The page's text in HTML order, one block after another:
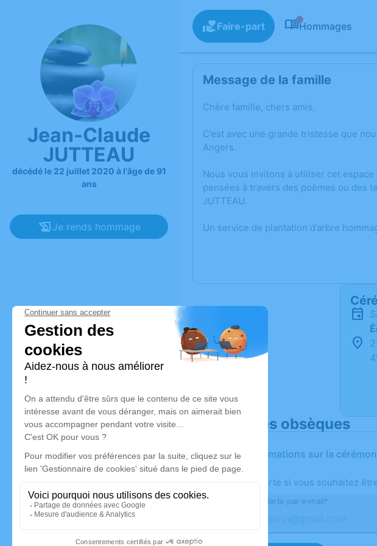
Jean-Claude
JUTTEAU
décédé le 22 juillet 2020 à l'âge de 91
ans
Je rends hommage
Faire-part Hommages
Message de la famille
Chère famille, chers amis,
C’est avec une grande tristesse que
Angers.
Nous vous invitons à utiliser cet
pensées à travers des poèmes ou des
JUTTEAU.
Un service de plantation d’arbre
Déroulé des obsèques
Les informations sur la
Activez une alerte si vous souhaitez
Recevoir une alerte par e-mail*